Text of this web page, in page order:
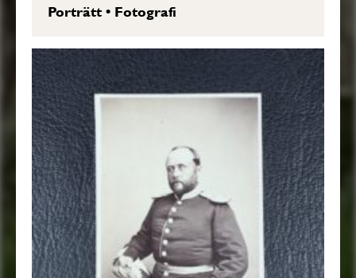
Porträtt• Fotografi